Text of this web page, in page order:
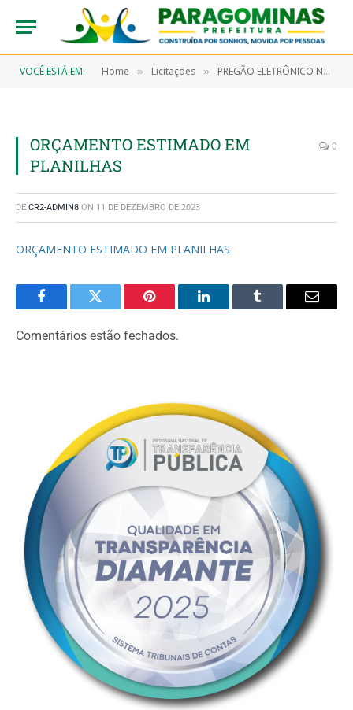
VOCÊ ESTÁ EM: Home » Licitações » PREGÃO ELETRÔNICO N° 9/2022-00094-SRP (AQUISIÇÃO DE GÊNEROS ALIMENTICIOS, PERECÍVEIS E NÃO PERECÍVEIS DESTINADOS A ATENDER AOS PROGRAMAS DE ALIMENTAÇÃO ESCOLAR (PNAE), DE JOVENS E ADULTOS (EJA) E ALIEMNTAÇÃO ESCOLAR INDÍGENA (PNAI), ENSINO DE TEMPO INTEGRAL E CENTROS MUNICIPAIS DE EDUCAÇÃO INFANTIL DESTE MUNICIPIO)
ORÇAMENTO ESTIMADO EM
PLANILHAS
0
DE CR2-ADMIN8 ON 11 DE DEZEMBRO DE 2023
ORÇAMENTO ESTIMADO EM PLANILHAS
FacebookTwitter Pinterest LinkedInTumblr Email
Comentários estão fechados.